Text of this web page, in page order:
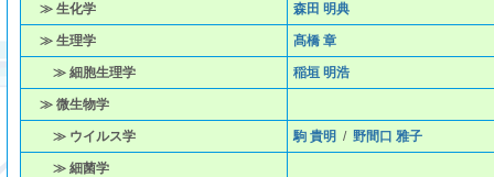
≫ 生化学 森田 明典
≫ 生理学 髙橋 章
≫ 細胞生理学 稲垣 明浩
≫ 微生物学
≫ ウイルス学 駒 貴明 / 野間口 雅子
≫ 細菌学